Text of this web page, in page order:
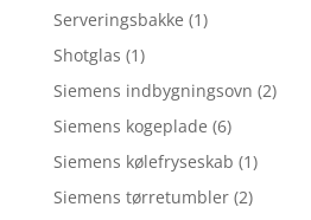
Serveringsbakke (1)
Shotglas (1)
Siemens indbygningsovn (2)
Siemens kogeplade (6)
Siemens kølefryseskab (1)
Siemens tørretumbler (2)